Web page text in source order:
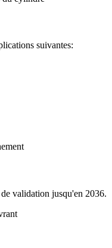
suivantes:
validation jusqu'en 2036.